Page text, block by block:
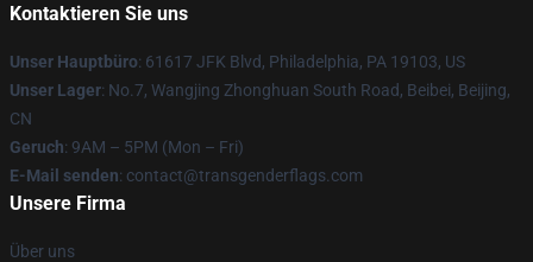
Kontaktieren Sie uns
Unser Hauptbüro: 61617 JFK Blvd, Philadelphia, PA 19103, US
Unser Lager: No.7, Wangjing Zhonghuan South Road, Beibei, Beijing,
CN
Geruch: 9AM – 5PM (Mon – Fri)
E-Mail senden: contact@transgenderflags.com
Unsere Firma
Über uns